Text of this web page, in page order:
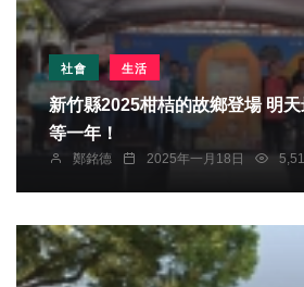
社會 生活
新竹縣2025柑桔的故鄉登場 明天最後一天 錯過再
等一年！
鄭銘德 2025年一月18日